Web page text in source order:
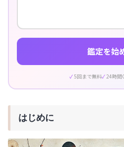
鑑定を始
5回まで無料 24時間
はじめに